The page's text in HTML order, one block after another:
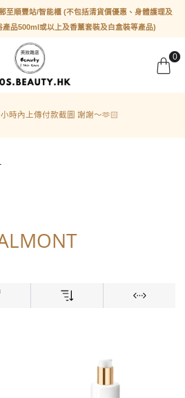
順豐站/智能櫃 (不包括清貨價優惠、身體護理及
品500ml或以上及香薰套裝及白盒裝等產品)
0
時內上傳付款截圖 謝謝～🫶🏻